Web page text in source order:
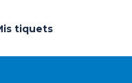
tiquets